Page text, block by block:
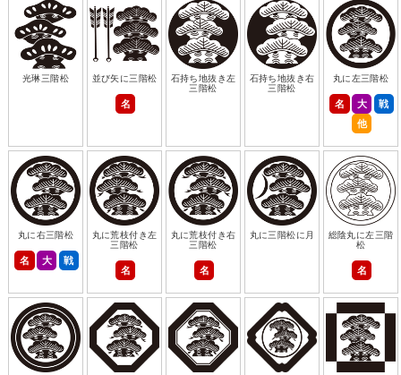
光琳三階松 並び矢に三階松
名
石持ち地抜き左
三階松
石持ち地抜き右
三階松
丸に左三階松
名 大
戦
他
丸に右三階松
名 大 戦
丸に荒枝付き左
三階松
名
丸に荒枝付き右
三階松
名
丸に三階松に月
総陰丸に左三階
松
名